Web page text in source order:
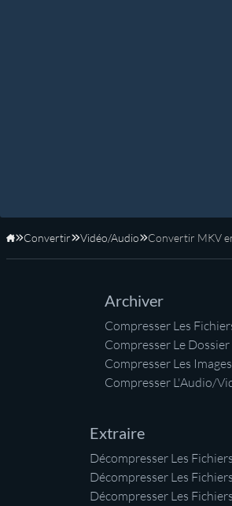
Accueil
Convertir Vidéo/Audio Convertir MKV
Archiver
Compresser Les
Compresser Le Dossier
Compresser Les Images
Compresser L'Audio/
Extraire
Décompresser Les
Décompresser Les
Décompresser Les